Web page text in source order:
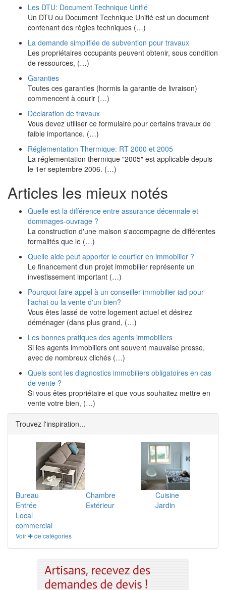
Les DTU: Document Technique Unifié
Un DTU ou Document Technique Unifié est un document
contenant des règles techniques (…)
La demande simplifiée de subvention pour travaux
Les propriétaires occupants peuvent obtenir, sous condition
de ressources, (…)
Garanties
Toutes ces garanties (hormis la garantie de livraison)
commencent à courir (…)
Déclaration de travaux
Vous devez utiliser ce formulaire pour certains travaux de
faible importance. (…)
Réglementation Thermique: RT 2000 et 2005
La réglementation thermique "2005" est applicable depuis
le 1er septembre 2006. (…)
Articles les mieux notés
Quelle est la différence entre assurance décennale et
dommages-ouvrage ?
La construction d'une maison s'accompagne de différentes
formalités que le (…)
Quelle aide peut apporter le courtier en immobilier ?
Le financement d'un projet immobilier représente un
investissement important (…)
Pourquoi faire appel à un conseiller immobilier iad pour
l'achat ou la vente d'un bien?
Vous êtes lassé de votre logement actuel et désirez
déménager (dans plus grand, (…)
Les bonnes pratiques des agents immobiliers
Si les agents immobiliers ont souvent mauvaise presse,
avec de nombreux clichés (…)
Quels sont les diagnostics immobiliers obligatoires en cas
de vente ?
Si vous êtes propriétaire et que vous souhaitez mettre en
vente votre bien, (…)
Trouvez l'inspiration...
Bureau Chambre
Cuisine
Entrée
Extérieur
Jardin
Local
commercial
Voir ✚ de catégories